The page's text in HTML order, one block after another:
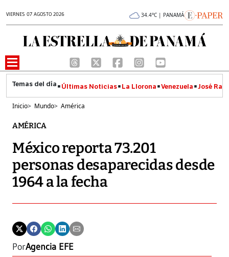
VIERNES 07 AGOSTO 2026 34.4°C | PANAMÁ
Últimas Noticias La Llorona Venezuela José
Inicio> Mundo> América
AMÉRICA
México reporta 73.201
personas desaparecidas desde
1964 a la fecha
PorAgencia EFE